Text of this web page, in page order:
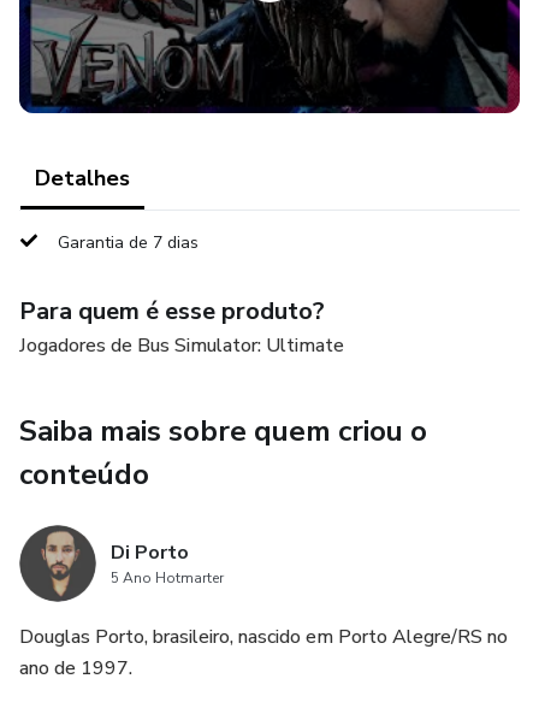
Detalhes
Garantia de 7 dias
Para quem é esse produto?
Jogadores de Bus Simulator: Ultimate
Saiba mais sobre quem criou o
conteúdo
Di Porto
5 Ano Hotmarter
Douglas Porto, brasileiro, nascido em Porto Alegre/RS no
ano de 1997.